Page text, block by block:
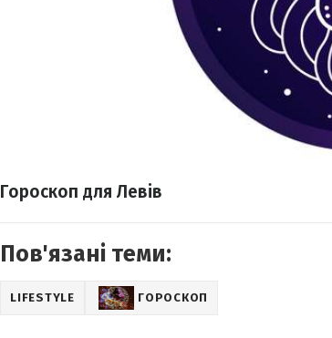
Гороскоп для Левів
Пов'язані теми:
LIFESTYLE ГОРОСКОП